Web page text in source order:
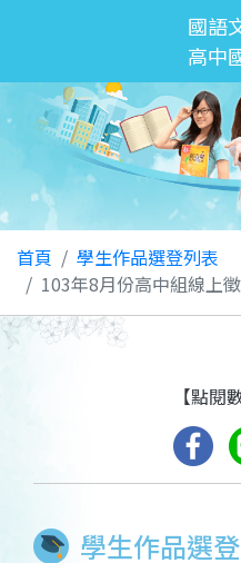
國語
高中
首頁
學生作品選登列表
103年8月份高中組線上
學生作品選登
【點閱